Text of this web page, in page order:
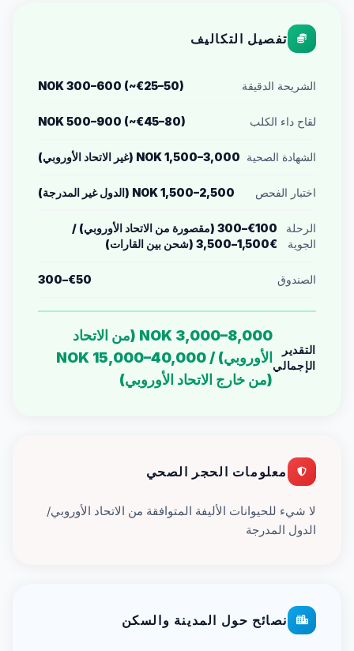
تفصيل التكاليف
الشريحة الدقيقة NOK 300–600 (~€25–50)
لقاح داء الكلب NOK 500–900 (~€45–80)
الشهادة الصحية NOK 1,500–3,000 (غير الاتحاد الأوروبي)
اختبار الفحص NOK 1,500–2,500 (الدول غير المدرجة)
الرحلة
الجوية
€100–300 (مقصورة من الاتحاد الأوروبي) /
€1,500–3,500 (شحن بين القارات)
الصندوق €50–300
التقدير
الإجمالي
NOK 3,000–8,000 (من الاتحاد
الأوروبي) / NOK 15,000–40,000
(من خارج الاتحاد الأوروبي)
معلومات الحجر الصحي
لا شيء للحيوانات الأليفة المتوافقة من الاتحاد الأوروبي/
الدول المدرجة
نصائح حول المدينة والسكن